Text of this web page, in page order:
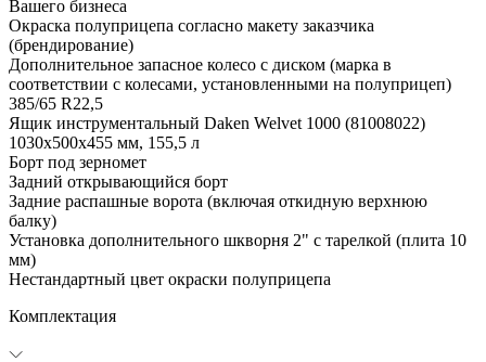
Вашего бизнеса
Окраска полуприцепа согласно макету заказчика
(брендирование)
Дополнительное запасное колесо с диском (марка в
соответствии с колесами, установленными на полуприцеп)
385/65 R22,5
Ящик инструментальный Daken Welvet 1000 (81008022)
1030x500x455 мм, 155,5 л
Борт под зерномет
Задний открывающийся борт
Задние распашные ворота (включая откидную верхнюю
балку)
Установка дополнительного шкворня 2" с тарелкой (плита 10
мм)
Нестандартный цвет окраски полуприцепа
Комплектация